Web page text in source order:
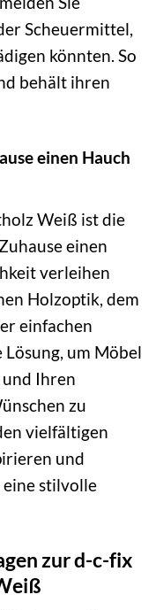
Scheuermittel,
könnten. So
behält ihren
einen Hauch
Weiß ist die
einen
verleihen
Holzoptik, dem
einfachen
um Möbel
Ihren
zu
vielfältigen
und
eine stilvolle
zur d-c-fix